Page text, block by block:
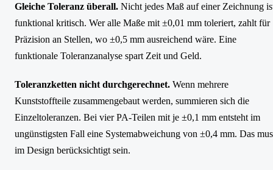
Gleiche Toleranz überall. Nicht jedes Maß auf einer Zeichnung
funktional kritisch. Wer alle Maße mit ±0,01 mm toleriert, zahlt für
Präzision an Stellen, wo ±0,5 mm ausreichend wäre. Eine
funktionale Toleranzanalyse spart Zeit und Geld.
Toleranzketten nicht durchgerechnet. Wenn mehrere
Kunststoffteile zusammengebaut werden, summieren sich die
Einzeltoleranzen. Bei vier PA-Teilen mit je ±0,1 mm entsteht im
ungünstigsten Fall eine Systemabweichung von ±0,4 mm. Das
im Design berücksichtigt sein.